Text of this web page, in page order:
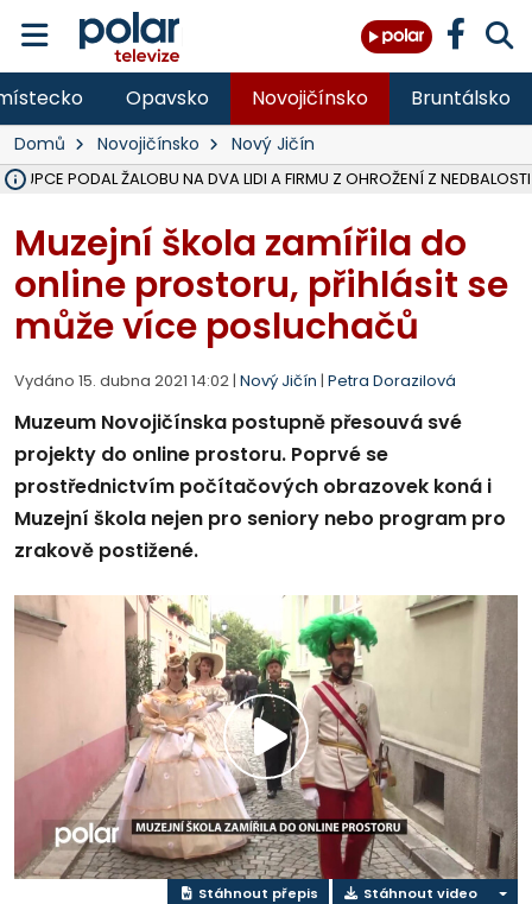
Opavsko Novojičínsko Bruntálsko
Domů Novojičínsko Nový Jičín
PODAL ŽALOBU NA DVA LIDI A FIRMU Z OHROŽENÍ Z NEDBALOSTI
Muzejní škola zamířila do
online prostoru, přihlásit se
může více posluchačů
Vydáno 15. dubna 2021 14:02 | Nový Jičín | Petra Dorazilová
Muzeum Novojičínska postupně přesouvá své
projekty do online prostoru. Poprvé se
prostřednictvím počítačových obrazovek koná i
Muzejní škola nejen pro seniory nebo program pro
zrakově postižené.
Přehrát
video
Stáhnout přepis Stáhnout video